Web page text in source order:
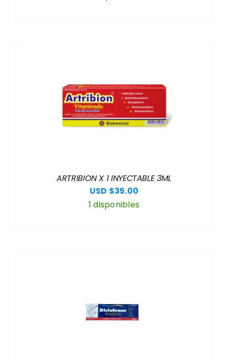
ARTRIBION X 1 INYECTABLE 3ML
USD $35.00
1 disponibles